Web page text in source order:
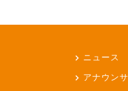
ニュース
アナウン